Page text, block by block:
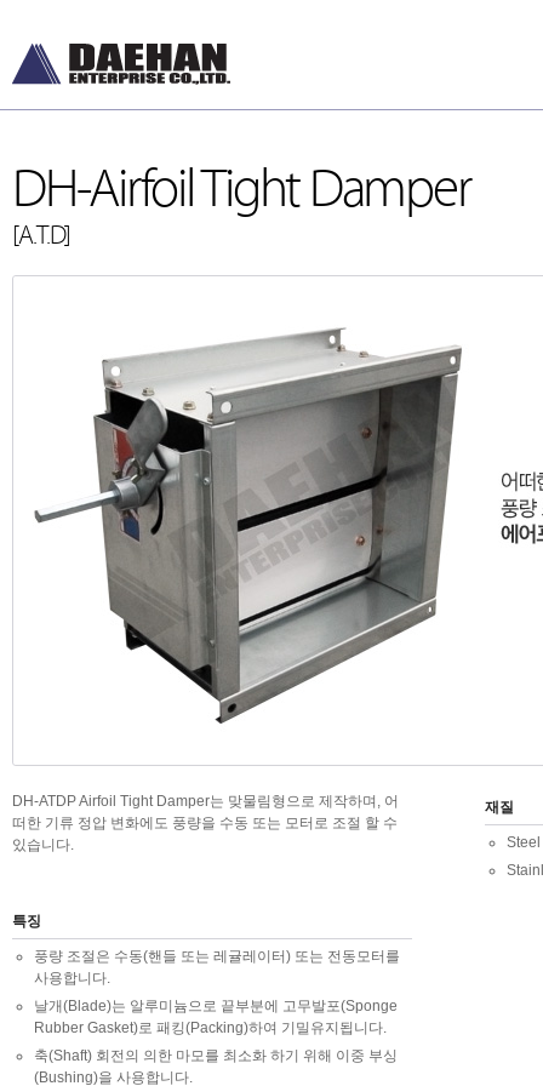
DH-Airfoil Tight Damper
[A.T.D]
DH-ATDP Airfoil Tight Damper는 맞물림형으로 제작하며, 어
떠한 기류 정압 변화에도 풍량을 수동 또는 모터로 조절 할 수
있습니다.
특징
풍량 조절은 수동(핸들 또는 레귤레이터) 또는 전동모터를
사용합니다.
날개(Blade)는 알루미늄으로 끝부분에 고무발포(Sponge
Rubber Gasket)로 패킹(Packing)하여 기밀유지됩니다.
축(Shaft) 회전의 의한 마모를 최소화 하기 위해 이중 부싱
(Bushing)을 사용합니다.
재질
Steel
DH-Diffusers
[디퓨저]
DH-Dampers
[댐퍼]
Grilles and
[그릴, 루버]
ETC , Accessories
[악세서리]